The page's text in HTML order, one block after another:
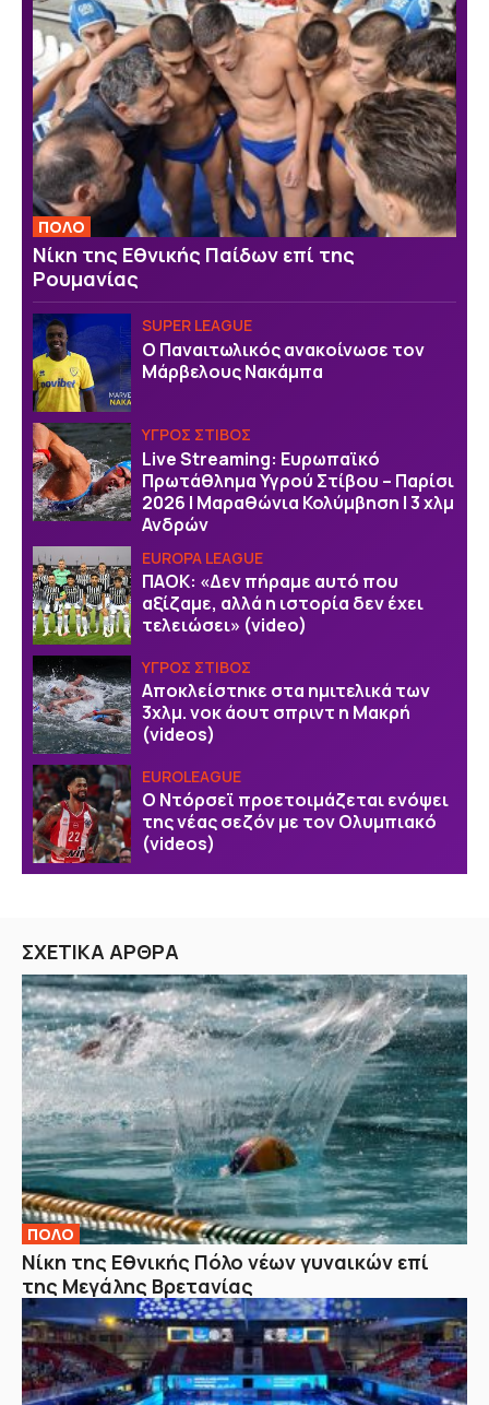
ΠΟΛΟ
Νίκη της Εθνικής Παίδων επί της
Ρουμανίας
SUPER LEAGUE
Ο Παναιτωλικός ανακοίνωσε τον
Μάρβελους Νακάμπα
ΥΓΡΟΣ ΣΤΙΒΟΣ
Live Streaming: Ευρωπαϊκό
Πρωτάθλημα Υγρού Στίβου – Παρίσι
2026 | Μαραθώνια Κολύμβηση | 3 χλμ
Ανδρών
EUROPA LEAGUE
ΠΑΟΚ: «Δεν πήραμε αυτό που
αξίζαμε, αλλά η ιστορία δεν έχει
τελειώσει» (video)
ΥΓΡΟΣ ΣΤΙΒΟΣ
Αποκλείστηκε στα ημιτελικά των
3χλμ. νοκ άουτ σπριντ η Μακρή
(videos)
EUROLEAGUE
Ο Ντόρσεϊ προετοιμάζεται ενόψει
της νέας σεζόν με τον Ολυμπιακό
(videos)
ΣΧΕΤΙΚΑ ΑΡΘΡΑ
ΠΟΛΟ
Νίκη της Εθνικής Πόλο νέων γυναικών επί
της Μεγάλης Βρετανίας